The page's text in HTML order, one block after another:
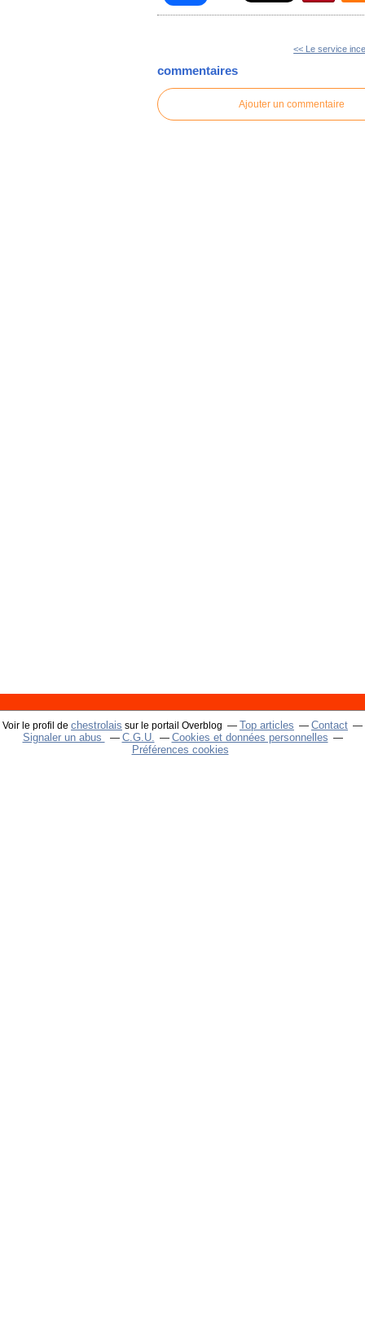
<< Le service
commentaires
Ajouter un commentaire
Voir le profil de chestrolais sur le portail Overblog Top articles
Contact
Signaler un abus
C.G.U.
Cookies et données personnelles
Préférences cookies